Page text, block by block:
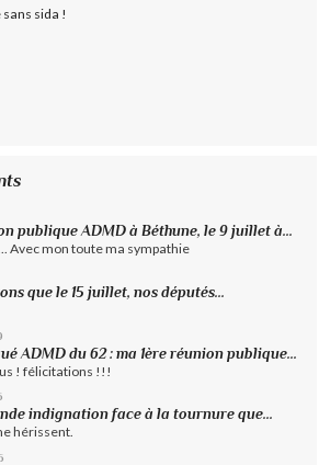
sida !
publique ADMD à Béthune, le 9 juillet à...
Avec mon toute ma sympathie
que le 15 juillet, nos députés...
ADMD du 62 : ma 1ère réunion publique...
! félicitations !!!
indignation face à la tournure que...
hérissent.